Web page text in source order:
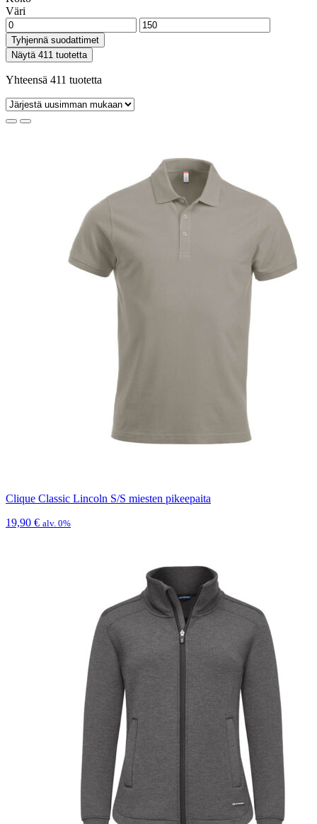
Väri
Tyhjennä suodattimet
Näytä 411 tuotetta
Yhteensä 411 tuotetta
Clique Classic Lincoln S/S miesten pikeepaita
19,90 € alv. 0%